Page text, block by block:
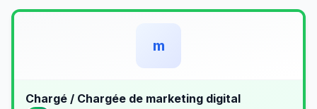
m
Chargé / Chargée de marketing digital